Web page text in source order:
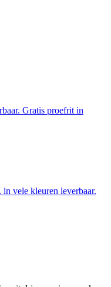
Gratis proefrit in
vele kleuren leverbaar.